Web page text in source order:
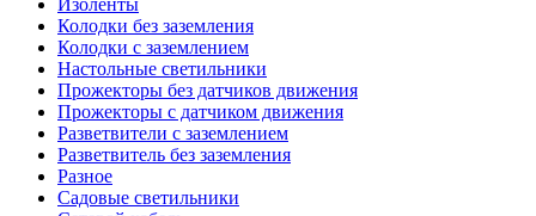
Изоленты
Колодки без заземления
Колодки с заземлением
Настольные светильники
Прожекторы без датчиков движения
Прожекторы с датчиком движения
Разветвители с заземлением
Разветвитель без заземления
Разное
Садовые светильники